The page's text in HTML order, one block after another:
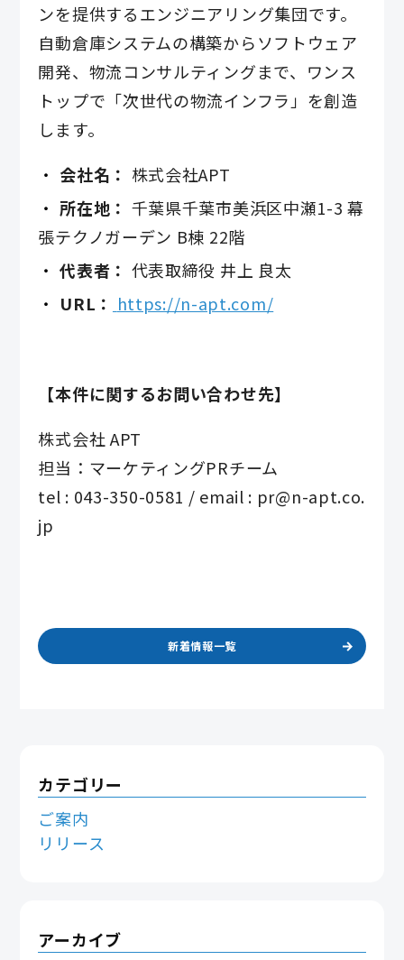
ンを提供するエンジニアリング集団です。
自動倉庫システムの構築からソフトウェア
開発、物流コンサルティングまで、ワンス
トップで「次世代の物流インフラ」を創造
します。
会社名： 株式会社APT
所在地： 千葉県千葉市美浜区中瀬1-3 幕
張テクノガーデン B棟 22階
代表者： 代表取締役 井上 良太
URL： https://n-apt.com/
【本件に関するお問い合わせ先】
株式会社 APT
担当：マーケティングPRチーム
tel : 043-350-0581 / email : pr@n-apt.co.
jp
新着情報一覧
カテゴリー
ご案内
リリース
アーカイブ